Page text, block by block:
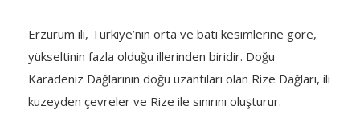
Erzurum ili, Türkiye’nin orta ve batı kesimlerine göre,
yükseltinin fazla olduğu illerinden biridir. Doğu
Karadeniz Dağlarının doğu uzantıları olan Rize Dağları, ili
kuzeyden çevreler ve Rize ile sınırını oluşturur.